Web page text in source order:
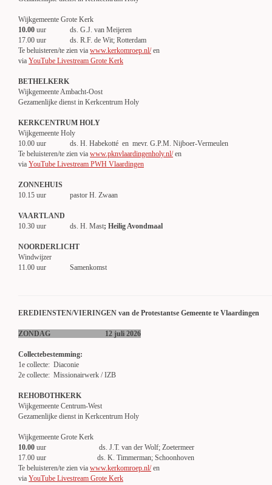
Wijkgemeente Grote Kerk
10.00 uur ds. G.J. van Meijeren
17.00 uur ds. R.F. de Wit; Rotterdam
Te beluisteren/te zien via www.kerkomroep.nl/en
via YouTube Livestream Grote Kerk
BETHELKERK
Wijkgemeente Ambacht-Oost
Gezamenlijke dienst in Kerkcentrum Holy
KERKCENTRUM HOLY
Wijkgemeente Holy
10.00 uur ds. H. Habekotté en mevr. G.P.M. Nijboer-Vermeulen
Te beluisteren/te zien via www.pknvlaardingenholy.nl/en
via YouTube Livestream PWH Vlaardingen
ZONNEHUIS
10.15 uur pastor H. Zwaan
VAARTLAND
10.30 uur ds. H. Mast; Heilig Avondmaal
NOORDERLICHT
Windwijzer
11.00 uur Samenkomst
EREDIENSTEN/VIERINGEN van de Protestantse Gemeente te Vlaardingen
ZONDAG 12 juli 2026
Collectebestemming:
1e collecte: Diaconie
2e collecte: Missionairwerk / IZB
REHOBOTHKERK
Wijkgemeente Centrum-West
Gezamenlijke dienst in Kerkcentrum Holy
Wijkgemeente Grote Kerk
10.00 uur ds. J.T. van der Wolf; Zoetermeer
17.00 uur ds. K. Timmerman; Schoonhoven
Te beluisteren/te zien via www.kerkomroep.nl/en
via YouTube Livestream Grote Kerk